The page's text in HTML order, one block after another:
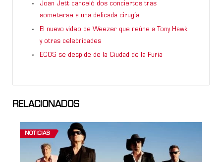
Joan Jett canceló dos conciertos tras
someterse a una delicada cirugía
El nuevo video de Weezer que reúne a Tony Hawk
y otras celebridades
ECOS se despide de la Ciudad de la Furia
RELACIONADOS
NOTICIAS